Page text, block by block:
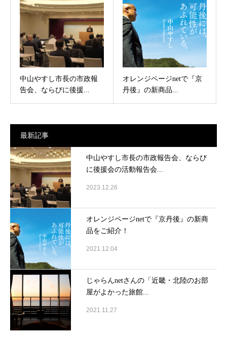
中山やすし市長の市政報
告会、ならびに後援...
オレンジページnetで『京
丹後』の新商品...
最新記事
中山やすし市長の市政報告会、ならび
に後援会の活動報告会...
2023.12.26
オレンジページnetで『京丹後』の新商
品をご紹介！
2021.12.04
じゃらんnetさんの「近畿・北陸のお部
屋がよかった旅館...
2021.11.27